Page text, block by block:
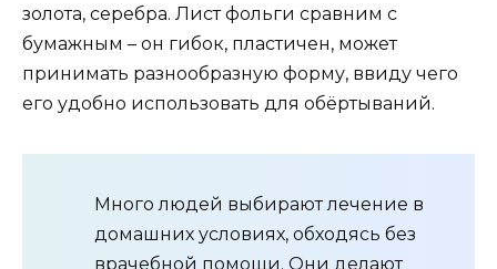
золота, серебра. Лист фольги сравним с
бумажным – он гибок, пластичен, может
принимать разнообразную форму, ввиду чего
его удобно использовать для обёртываний.
Много людей выбирают лечение в
домашних условиях, обходясь без
врачебной помощи. Они делают